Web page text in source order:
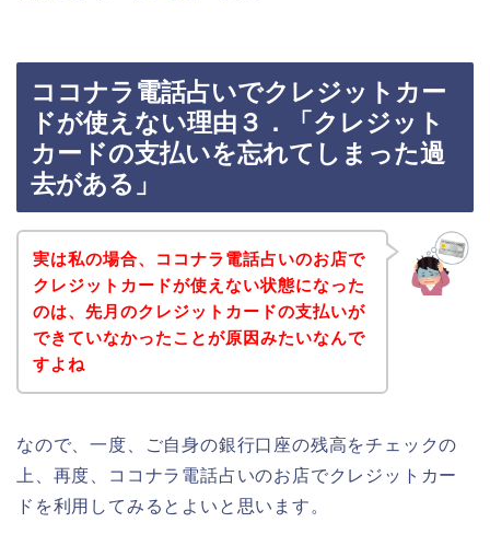
ココナラ電話占いでクレジットカー
ドが使えない理由３．「クレジット
カードの支払いを忘れてしまった過
去がある」
実は私の場合、ココナラ電話占いのお店で
クレジットカードが使えない状態になった
のは、先月のクレジットカードの支払いが
できていなかったことが原因みたいなんで
すよね
なので、一度、ご自身の銀行口座の残高をチェックの
上、再度、ココナラ電話占いのお店でクレジットカー
ドを利用してみるとよいと思います。